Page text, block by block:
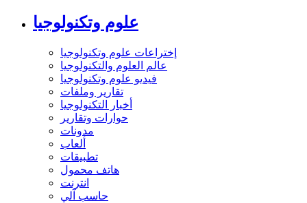
علوم وتكنولوجيا
إختراعات علوم وتكنولوجيا
عالم العلوم والتكنولوجيا
فيديو علوم وتكنولوجيا
تقارير وملفات
أخبار التكنولوجيا
حوارات وتقارير
مدونات
ألعاب
تطبيقات
هاتف محمول
انترنت
حاسب آلي